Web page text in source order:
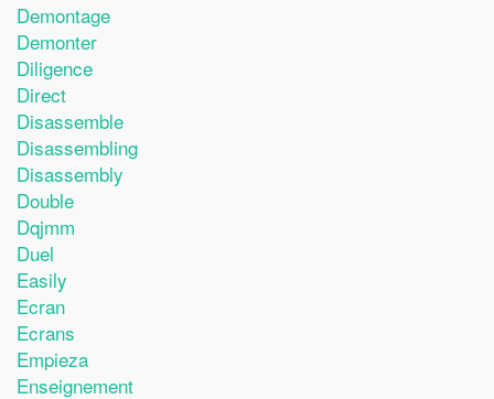
Demontage
Demonter
Diligence
Direct
Disassemble
Disassembling
Disassembly
Double
Dqjmm
Duel
Easily
Ecran
Ecrans
Empieza
Enseignement